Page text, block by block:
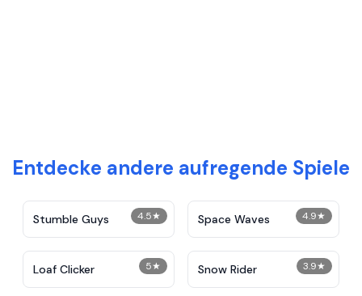
Entdecke andere aufregende Spiele
4.5★
Stumble Guys 4.9★
Space Waves
5★
Loaf Clicker 3.9★
Snow Rider